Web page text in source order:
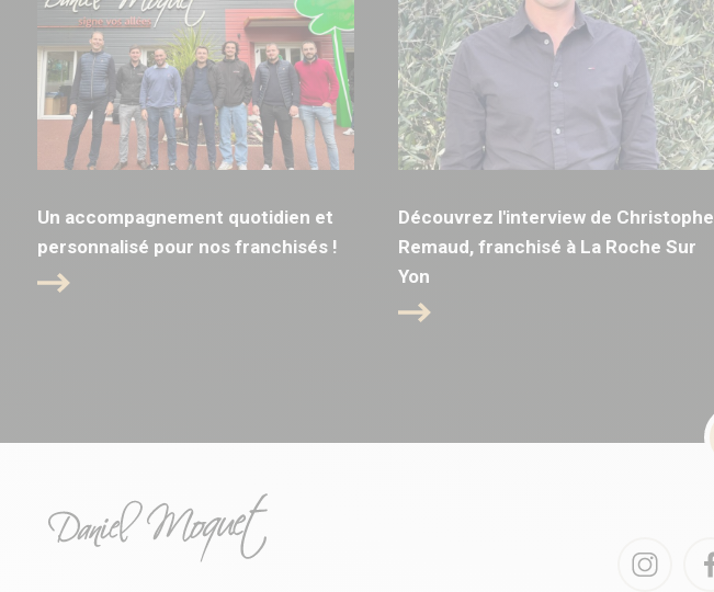
Un accompagnement quotidien et
personnalisé pour nos franchisés !
Découvrez l'interview de Christophe
Remaud, franchisé à La Roche Sur
Yon